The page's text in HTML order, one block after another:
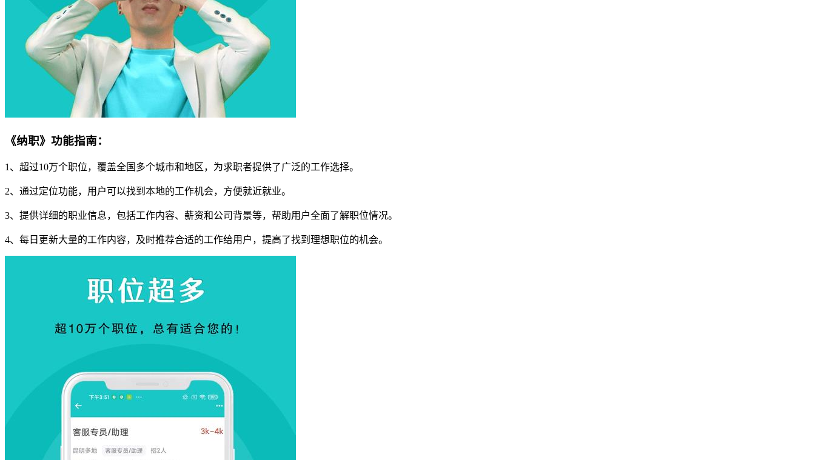
《纳职》功能指南：
1、超过10万个职位，覆盖全国多个城市和地区，为求职者提供了广泛的工作选择。
2、通过定位功能，用户可以找到本地的工作机会，方便就近就业。
3、提供详细的职业信息，包括工作内容、薪资和公司背景等，帮助用户全面了解职位情况。
4、每日更新大量的工作内容，及时推荐合适的工作给用户，提高了找到理想职位的机会。